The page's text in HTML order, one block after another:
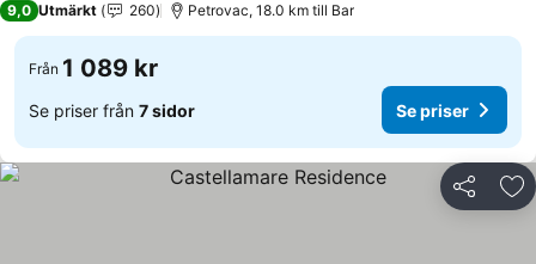
9,0 Utmärkt 260 Petrovac, 18.0 km till Bar
Från 1 089 kr
Se priser från 7 sidor Se priser
Dela